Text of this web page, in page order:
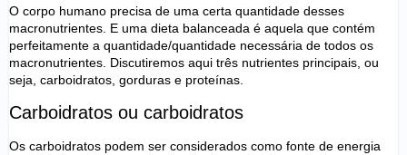
O corpo humano precisa de uma certa quantidade desses
macronutrientes. E uma dieta balanceada é aquela que contém
perfeitamente a quantidade/quantidade necessária de todos os
macronutrientes. Discutiremos aqui três nutrientes principais, ou
seja, carboidratos, gorduras e proteínas.
Carboidratos ou carboidratos
Os carboidratos podem ser considerados como fonte de energia